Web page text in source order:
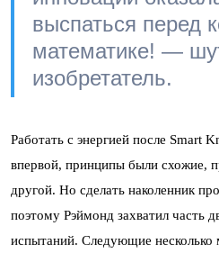
выспаться перед
математике! —
изобретатель.
Работать с энергией после Smart
впервой, принципы были схожие,
другой. Но сделать наколенник
поэтому Рэймонд захватил часть
испытаний. Следующие несколько